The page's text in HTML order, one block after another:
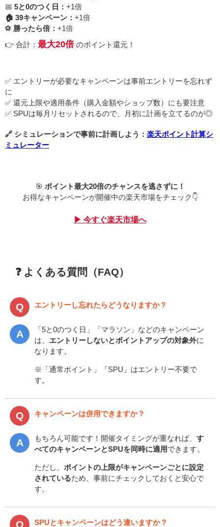
📅 5と0のつく日： +1倍
🏠️ 39キャンペーン： +1倍
⚽ 勝ったら倍： +1倍
👉 合計： 最大20倍のポイント還元！
✅ エントリーが必要なキャンペーンは事前エントリーを忘れず
に
✅ 還元上限や適用条件（購入金額やショップ数）にも要注意
✅ SPUは毎月リセットされるので、月初に計画を立てるのが◎
🔗 シミュレーションで事前に計画しよう： 楽天ポイント計算シ
ミュレーター
🎯 ポイント最大20倍のチャンスを逃さずに！
お得なキャンペーンが開催中の楽天市場をチェック👇
▶ 今すぐ楽天市場へ
❓ よくある質問（FAQ）
エントリーし忘れたらどうなりますか？
「5と0のつく日」「マラソン」などのキャンペーン
は、 エントリーしないとポイントアップの対象外に
なります。
※「通常ポイント」「SPU」はエントリー不要で
す。
キャンペーンは併用できますか？
もちろん可能です！開催タイミングが重なれば、 す
べてのキャンペーンとSPUを同時に適用 できます。
ただし、 ポイントの上限がキャンペーンごとに設定
されているため、事前にチェックしておくと安心で
す。
SPUとキャンペーンはどう違いますか？